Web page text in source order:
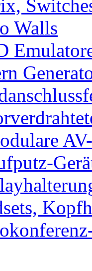
Walls